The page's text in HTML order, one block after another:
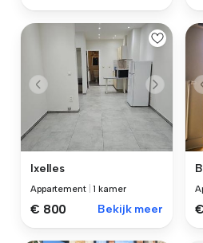
Ixelles
Appartement |1 kamer
€ 800 Bekijk meer